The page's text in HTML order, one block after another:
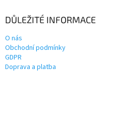
DŮLEŽITÉ INFORMACE
O nás
Obchodní podmínky
GDPR
Doprava a platba